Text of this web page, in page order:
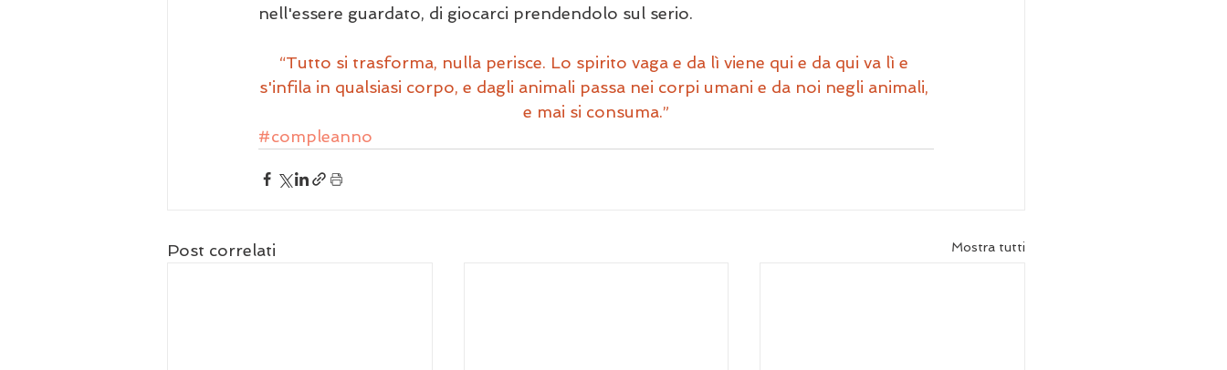
nell'essere guardato, di giocarci prendendolo sul serio.
“Tutto si trasforma, nulla perisce. Lo spirito vaga e da lì viene qui e da qui va lì e
s'infila in qualsiasi corpo, e dagli animali passa nei corpi umani e da noi negli animali,
e mai si consuma.”
#compleanno
Post correlati Mostra tutti